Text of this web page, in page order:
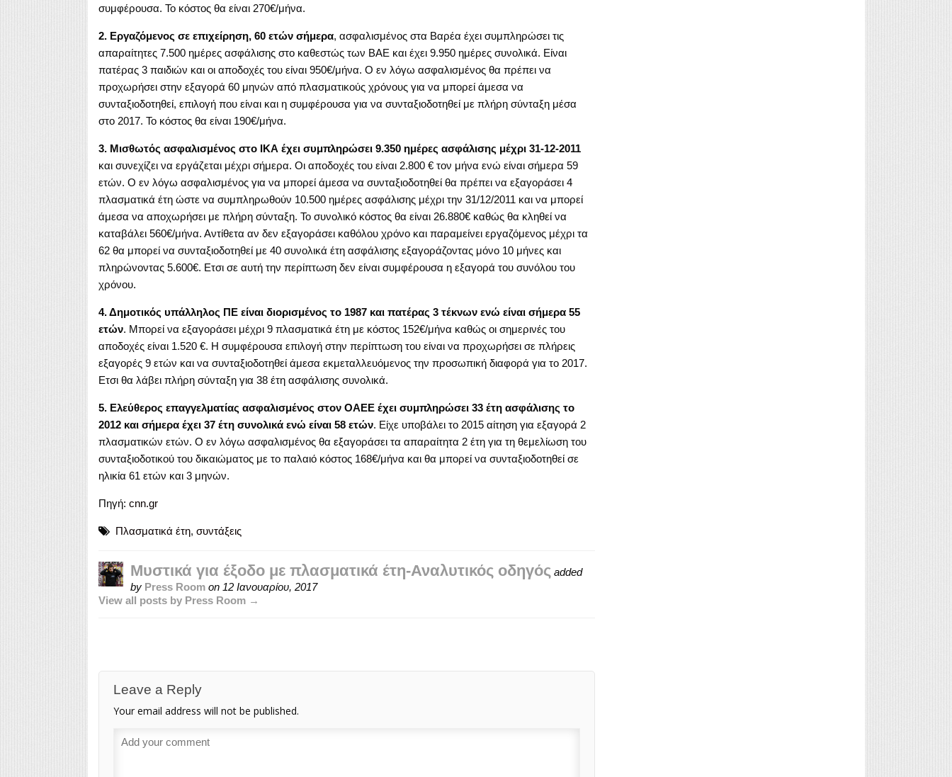
συμφέρουσα. Το κόστος θα είναι 270€/μήνα.
2. Εργαζόμενος σε επιχείρηση, 60 ετών σήμερα, ασφαλισμένος στα Βαρέα έχει συμπληρώσει τις
απαραίτητες 7.500 ημέρες ασφάλισης στο καθεστώς των ΒΑΕ και έχει 9.950 ημέρες συνολικά. Είναι
πατέρας 3 παιδιών και οι αποδοχές του είναι 950€/μήνα. Ο εν λόγω ασφαλισμένος θα πρέπει να
προχωρήσει στην εξαγορά 60 μηνών από πλασματικούς χρόνους για να μπορεί άμεσα να
συνταξιοδοτηθεί, επιλογή που είναι και η συμφέρουσα για να συνταξιοδοτηθεί με πλήρη σύνταξη μέσα
στο 2017. Το κόστος θα είναι 190€/μήνα.
3. Μισθωτός ασφαλισμένος στο ΙΚΑ έχει συμπληρώσει 9.350 ημέρες ασφάλισης μέχρι 31-12-2011
και συνεχίζει να εργάζεται μέχρι σήμερα. Οι αποδοχές του είναι 2.800 € τον μήνα ενώ είναι σήμερα 59
ετών. Ο εν λόγω ασφαλισμένος για να μπορεί άμεσα να συνταξιοδοτηθεί θα πρέπει να εξαγοράσει 4
πλασματικά έτη ώστε να συμπληρωθούν 10.500 ημέρες ασφάλισης μέχρι την 31/12/2011 και να μπορεί
άμεσα να αποχωρήσει με πλήρη σύνταξη. Το συνολικό κόστος θα είναι 26.880€ καθώς θα κληθεί να
καταβάλει 560€/μήνα. Αντίθετα αν δεν εξαγοράσει καθόλου χρόνο και παραμείνει εργαζόμενος μέχρι τα
62 θα μπορεί να συνταξιοδοτηθεί με 40 συνολικά έτη ασφάλισης εξαγοράζοντας μόνο 10 μήνες και
πληρώνοντας 5.600€. Ετσι σε αυτή την περίπτωση δεν είναι συμφέρουσα η εξαγορά του συνόλου του
χρόνου.
4. Δημοτικός υπάλληλος ΠΕ είναι διορισμένος το 1987 και πατέρας 3 τέκνων ενώ είναι σήμερα 55
ετών. Μπορεί να εξαγοράσει μέχρι 9 πλασματικά έτη με κόστος 152€/μήνα καθώς οι σημερινές του
αποδοχές είναι 1.520 €. Η συμφέρουσα επιλογή στην περίπτωση του είναι να προχωρήσει σε πλήρεις
εξαγορές 9 ετών και να συνταξιοδοτηθεί άμεσα εκμεταλλευόμενος την προσωπική διαφορά για το 2017.
Ετσι θα λάβει πλήρη σύνταξη για 38 έτη ασφάλισης συνολικά.
5. Ελεύθερος επαγγελματίας ασφαλισμένος στον ΟΑΕΕ έχει συμπληρώσει 33 έτη ασφάλισης το
2012 και σήμερα έχει 37 έτη συνολικά ενώ είναι 58 ετών. Είχε υποβάλει το 2015 αίτηση για εξαγορά 2
πλασματικών ετών. Ο εν λόγω ασφαλισμένος θα εξαγοράσει τα απαραίτητα 2 έτη για τη θεμελίωση του
συνταξιοδοτικού του δικαιώματος με το παλαιό κόστος 168€/μήνα και θα μπορεί να συνταξιοδοτηθεί σε
ηλικία 61 ετών και 3 μηνών.
Πηγή: cnn.gr
Πλασματικά έτη, συντάξεις
Μυστικά για έξοδο με πλασματικά έτη-Αναλυτικός οδηγός added
by Press Roomon 12 Ιανουαρίου, 2017
View all posts by Press Room →
Leave a Reply
Your email address will not be published.